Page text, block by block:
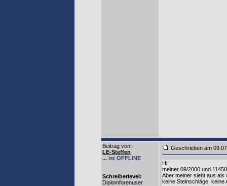
Beitrag von:
LE-Steffen
... ist OFFLINE
Schreiberlevel:
Diplomforenuser
Geschrieben am
Hi
meiner 09/2000 und
Aber meiner sieht aus als
keine Steinschläge, keine